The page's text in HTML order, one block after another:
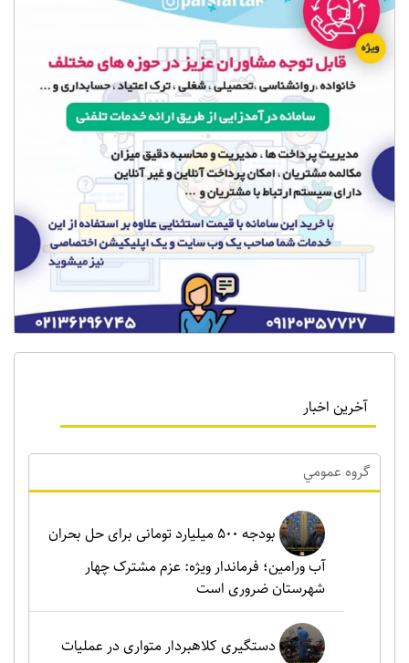
آخرین اخبار
گروه عمومي
بودجه ۵۰۰ میلیارد تومانی برای حل بحران
آب ورامین؛ فرماندار ویژه: عزم مشترک چهار
شهرستان ضروری است
دستگیری کلاهبردار متواری در عملیات